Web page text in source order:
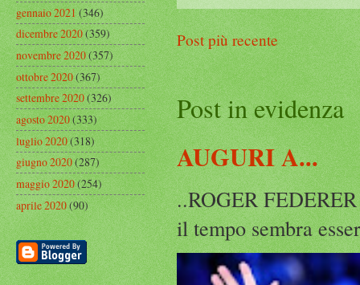
Post più recente
Post in evidenza
AUGURI A...
..ROGER
il tempo sembra
gennaio 2021(346)
dicembre 2020(359)
novembre 2020(357)
ottobre 2020(367)
settembre 2020(326)
agosto 2020(333)
luglio 2020(318)
giugno 2020(287)
maggio 2020(254)
aprile 2020(90)